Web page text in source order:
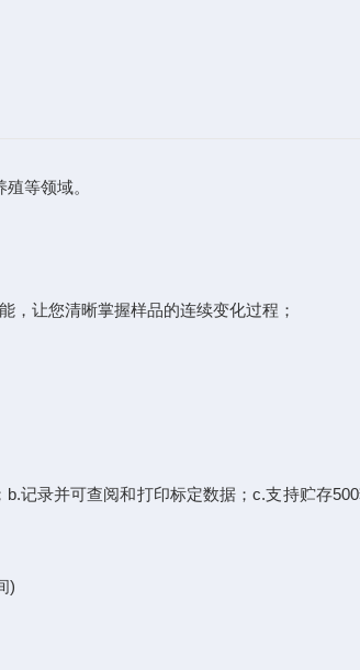
等领域。
让您清晰掌握样品的连续变化过程；
录并可查阅和打印标定数据；c.支持贮存
)